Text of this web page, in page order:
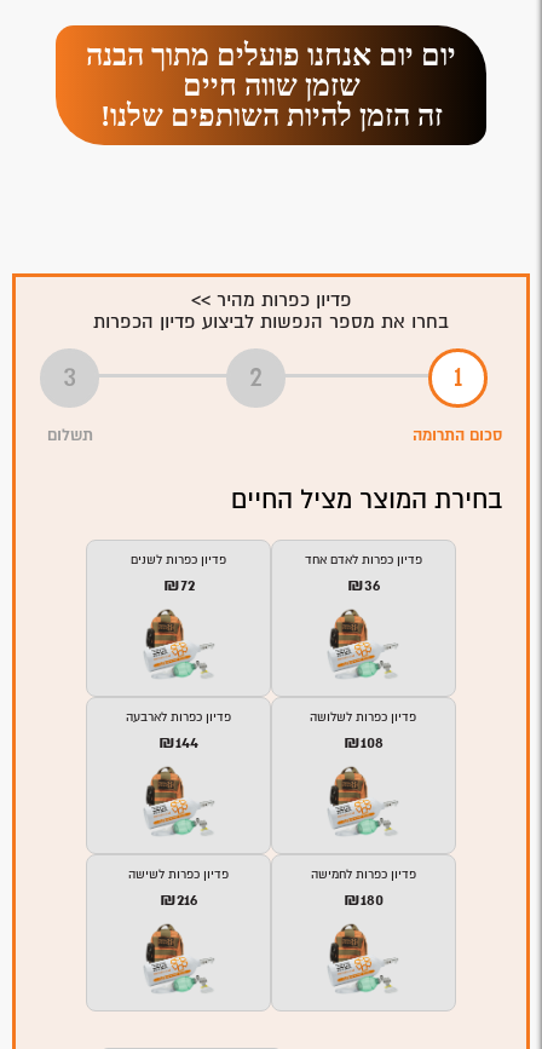
יום יום אנחנו פועלים מתוך הבנה
שזמן שווה חיים
זה הזמן להיות השותפים שלנו!
פדיון כפרות מהיר >>
בחרו את מספר הנפשות לביצוע פדיון הכפרות
סכום התרומה תשלום
בחירת המוצר מציל החיים
₪36
פדיון כפרות לאדם אחד
₪72
פדיון כפרות לשנים
₪108
פדיון כפרות לשלושה
₪144
פדיון כפרות לארבעה
₪180
פדיון כפרות לחמישה
₪216
פדיון כפרות לשישה